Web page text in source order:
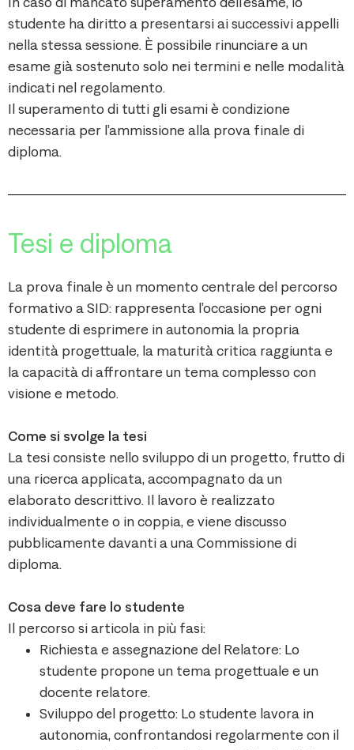
studente ha diritto a presentarsi ai successivi appelli
nella stessa sessione. È possibile rinunciare a un
esame già sostenuto solo nei termini e nelle modalità
indicati nel regolamento.
Il superamento di tutti gli esami è condizione
necessaria per l’ammissione alla prova finale di
diploma.
Tesi e diploma
La prova finale è un momento centrale del percorso
formativo a SID: rappresenta l’occasione per ogni
studente di esprimere in autonomia la propria
identità progettuale, la maturità critica raggiunta e
la capacità di affrontare un tema complesso con
visione e metodo.
Come si svolge la tesi
La tesi consiste nello sviluppo di un progetto, frutto di
una ricerca applicata, accompagnato da un
elaborato descrittivo. Il lavoro è realizzato
individualmente o in coppia, e viene discusso
pubblicamente davanti a una Commissione di
diploma.
Cosa deve fare lo studente
Il percorso si articola in più fasi:
Richiesta e assegnazione del Relatore: Lo
studente propone un tema progettuale e un
docente relatore.
Sviluppo del progetto: Lo studente lavora in
autonomia, confrontandosi regolarmente con il